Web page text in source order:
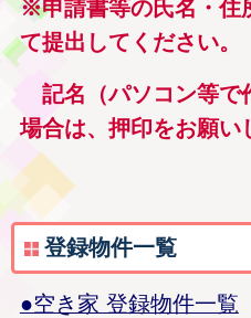
※申請書等の氏名・住
て提出してください。
記名（パソコン等で
場合は、押印をお願い
登録物件一覧
●空き家 登録物件一覧